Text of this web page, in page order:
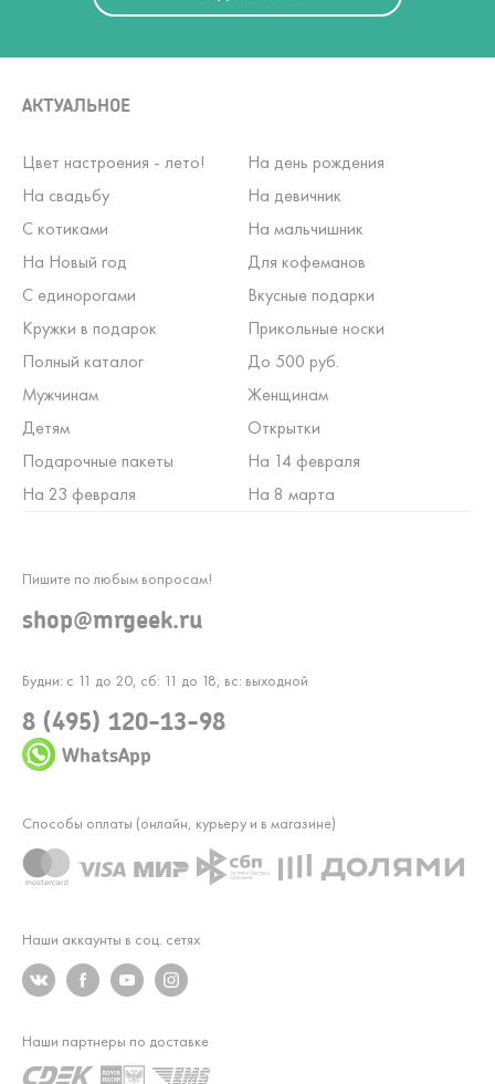
АКТУАЛЬНОЕ
Цвет настроения - лето!
На день рождения
На свадьбу
На девичник
С котиками
На мальчишник
На Новый год
Для кофеманов
С единорогами
Вкусные подарки
Кружки в подарок
Прикольные носки
Полный каталог
До 500 руб.
Мужчинам
Женщинам
Детям
Открытки
Подарочные пакеты
На 14 февраля
На 23 февраля
На 8 марта
Будни: с 11 до 20, сб: 11 до 18, вс: выходной
8 (495) 120-13-98
WhatsApp
Пишите по любым вопросам!
shop@mrgeek.ru
Наши аккаунты в соц. сетях
Способы оплаты (онлайн, курьеру и в магазине)
Наши партнеры по доставке